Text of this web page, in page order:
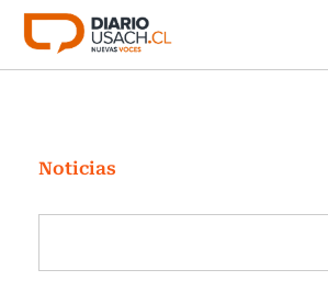
Click acá para ir directamente al
Investigación
Cultura
Programas Radio y TV Usach
Noticias